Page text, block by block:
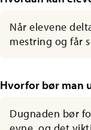
Når elevene
mestring og får
Hvorfor bør man
Dugnaden bør